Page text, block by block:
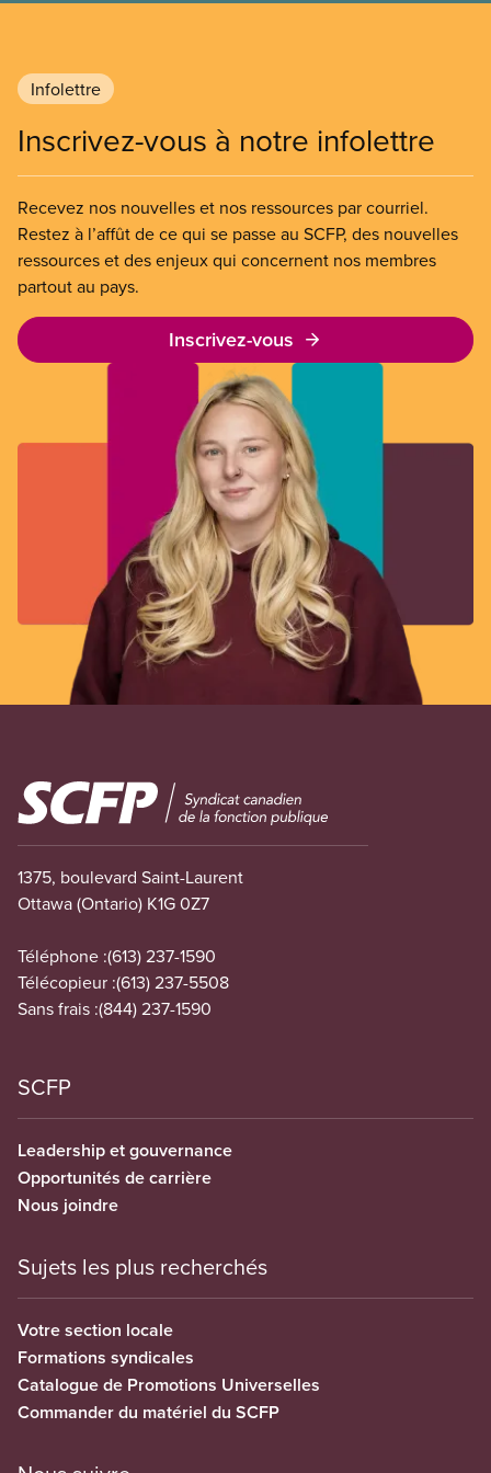
Infolettre
Inscrivez-vous à notre infolettre
Recevez nos nouvelles et nos ressources par courriel.
Restez à l’affût de ce qui se passe au SCFP, des nouvelles
ressources et des enjeux qui concernent nos membres
partout au pays.
Inscrivez-vous
Image
1375, boulevard Saint-Laurent
Ottawa (Ontario) K1G 0Z7
Téléphone :(613) 237-1590
Télécopieur :(613) 237-5508
Sans frais :(844) 237-1590
SCFP
Leadership et gouvernance
Opportunités de carrière
Nous joindre
Sujets les plus recherchés
Votre section locale
Formations syndicales
Catalogue de Promotions Universelles
Commander du matériel du SCFP